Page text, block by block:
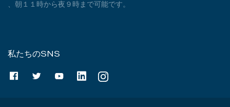
、朝１１時から夜９時まで可能です。
私たちのSNS